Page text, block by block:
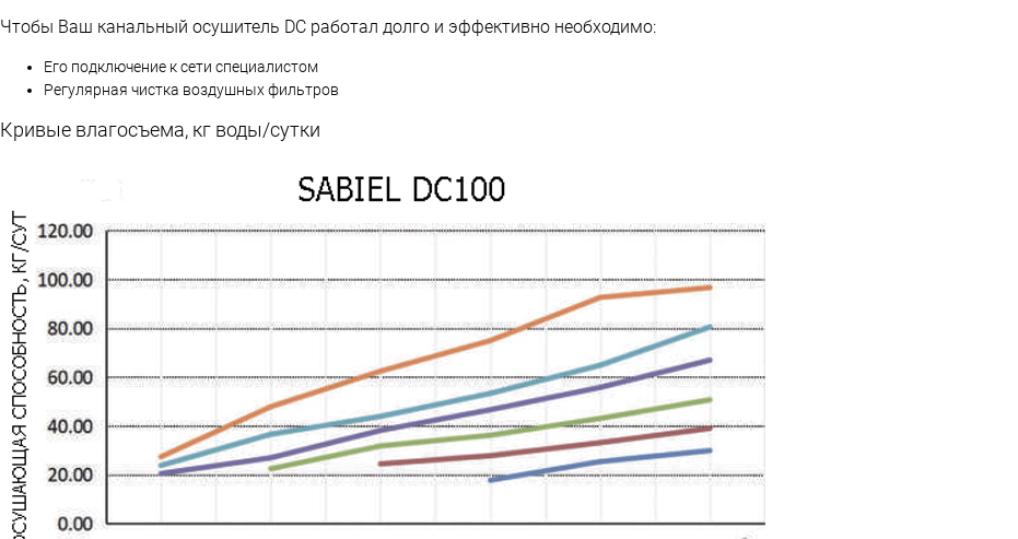
Чтобы Ваш канальный осушитель DC работал долго и эффективно необходимо:
Его подключение к сети специалистом
Регулярная чистка воздушных фильтров
Кривые влагосъема, кг воды/сутки